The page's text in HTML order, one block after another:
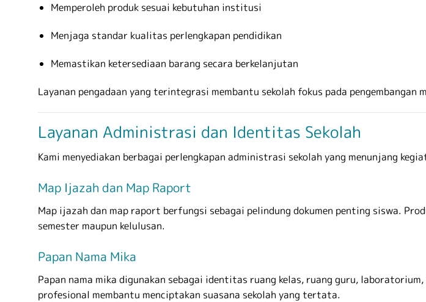
Memperoleh produk sesuai kebutuhan institusi
Menjaga standar kualitas perlengkapan pendidikan
Memastikan ketersediaan barang secara berkelanjutan
Layanan pengadaan yang terintegrasi membantu sekolah fokus pada pengembangan
Layanan Administrasi dan Identitas Sekolah
Kami menyediakan berbagai perlengkapan administrasi sekolah yang menunjang
Map Ijazah dan Map Raport
Map ijazah dan map raport berfungsi sebagai pelindung dokumen penting siswa.
semester maupun kelulusan.
Papan Nama Mika
Papan nama mika digunakan sebagai identitas ruang kelas, ruang guru,
profesional membantu menciptakan suasana sekolah yang tertata.